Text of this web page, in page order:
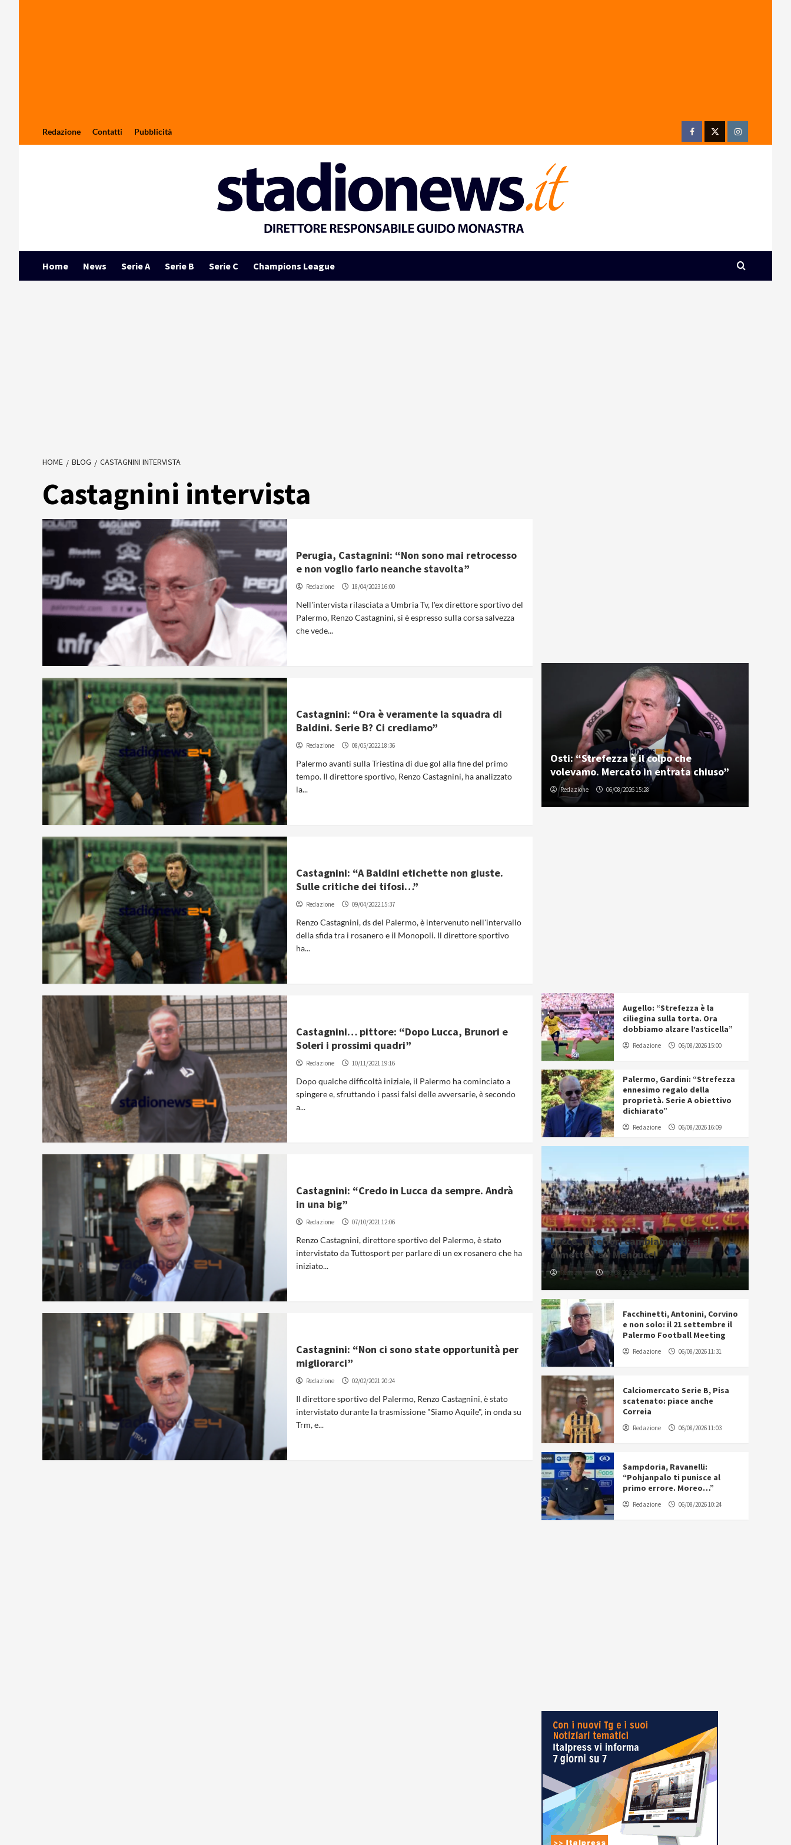
Redazione Contatti Pubblicità
FacebookTwitterInstagram
Home News Serie A Serie B Serie C Champions League
HOME BLOG CASTAGNINI INTERVISTA
Castagnini intervista
Perugia, Castagnini: “Non sono mai retrocesso
e non voglio farlo neanche stavolta”
Redazione 18/04/2023 16:00
Nell'intervista rilasciata a Umbria Tv, l'ex direttore sportivo del
Palermo, Renzo Castagnini, si è espresso sulla corsa salvezza
che vede...
Castagnini: “Ora è veramente la squadra di
Baldini. Serie B? Ci crediamo”
Redazione 08/05/2022 18:36
Palermo avanti sulla Triestina di due gol alla fine del primo
tempo. Il direttore sportivo, Renzo Castagnini, ha analizzato
la...
Castagnini: “A Baldini etichette non giuste.
Sulle critiche dei tifosi…”
Redazione 09/04/2022 15:37
Renzo Castagnini, ds del Palermo, è intervenuto nell'intervallo
della sfida tra i rosanero e il Monopoli. Il direttore sportivo
ha...
Castagnini… pittore: “Dopo Lucca, Brunori e
Soleri i prossimi quadri”
Redazione 10/11/2021 19:16
Dopo qualche difficoltà iniziale, il Palermo ha cominciato a
spingere e, sfruttando i passi falsi delle avversarie, è secondo
a...
Castagnini: “Credo in Lucca da sempre. Andrà
in una big”
Redazione 07/10/2021 12:06
Renzo Castagnini, direttore sportivo del Palermo, è stato
intervistato da Tuttosport per parlare di un ex rosanero che ha
iniziato...
Castagnini: “Non ci sono state opportunità per
migliorarci”
Redazione 02/02/2021 20:24
Il direttore sportivo del Palermo, Renzo Castagnini, è stato
intervistato durante la trasmissione "Siamo Aquile", in onda su
Trm, e...
Osti: “Strefezza è il colpo che
volevamo. Mercato in entrata chiuso”
Redazione 06/08/2026 15:28
Augello: “Strefezza è la
ciliegina sulla torta. Ora
dobbiamo alzare l’asticella”
Redazione 06/08/2026 15:00
Palermo, Gardini: “Strefezza
ennesimo regalo della
proprietà. Serie A obiettivo
dichiarato”
Redazione 06/08/2026 16:09
Lecce, ulteriori cambiamenti: si
dimette l’ad Mencucci
Redazione 06/08/2026 16:21
Facchinetti, Antonini, Corvino
e non solo: il 21 settembre il
Palermo Football Meeting
Redazione 06/08/2026 11:31
Calciomercato Serie B, Pisa
scatenato: piace anche
Correia
Redazione 06/08/2026 11:03
Sampdoria, Ravanelli:
“Pohjanpalo ti punisce al
primo errore. Moreo…”
Redazione 06/08/2026 10:24